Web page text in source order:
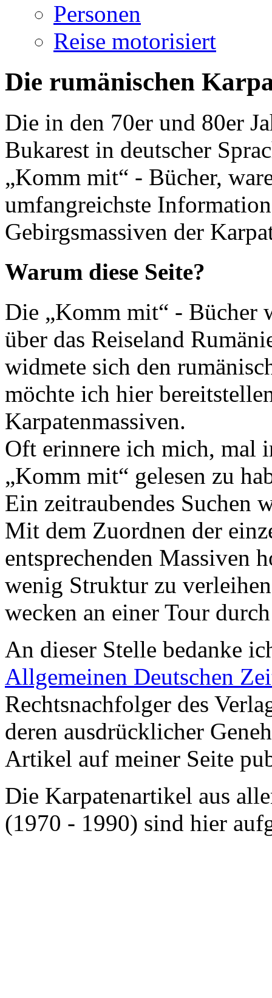
Personen
Reise motorisiert
Die rumänischen
Die in den 70er und 80er
Bukarest in deutscher
„Komm mit“ - Bücher,
umfangreichste
Gebirgsmassiven der
Warum diese Seite?
Die „Komm mit“ - Bücher
über das Reiseland
widmete sich den
möchte ich hier
Karpatenmassiven.
Oft erinnere ich mich, mal
„Komm mit“ gelesen zu
Ein zeitraubendes Suchen
Mit dem Zuordnen der
entsprechenden Massiven
wenig Struktur zu
wecken an einer Tour
An dieser Stelle bedanke
Allgemeinen Deutschen
Rechtsnachfolger des
deren ausdrücklicher
Artikel auf meiner Seite
Die Karpatenartikel aus
(1970 - 1990) sind hier